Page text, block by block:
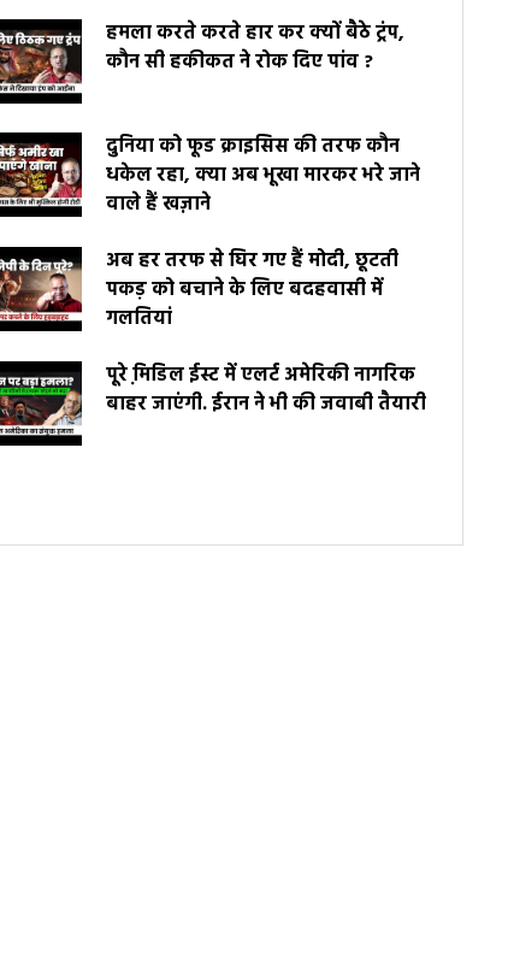
हमला करते करते हार कर क्यों बैठे ट्रंप,
कौन सी हकीकत ने रोक दिए पांव ?
दुनिया को फूड क्राइसिस की तरफ कौन
धकेल रहा, क्या अब भूखा मारकर भरे जाने
वाले हैं खज़ाने
अब हर तरफ से घिर गए हैं मोदी, छूटती
पकड़ को बचाने के लिए बदहवासी में
गलतियां
पूरे मि़डिल ईस्ट में एलर्ट अमेरिकी नागरिक
बाहर जाएंगी. ईरान ने भी की जवाबी तैयारी